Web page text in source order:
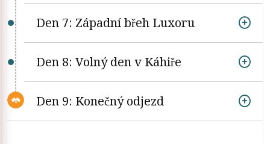
Den 7: Západní břeh Luxoru
Den 8: Volný den v Káhiře
Den 9: Konečný odjezd